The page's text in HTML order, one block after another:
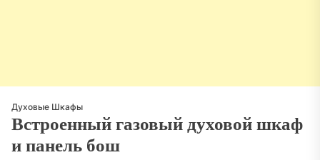
Духовые Шкафы
Встроенный газовый духовой шкаф
и панель бош